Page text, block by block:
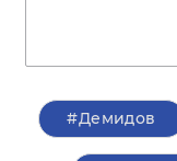
#Демидов